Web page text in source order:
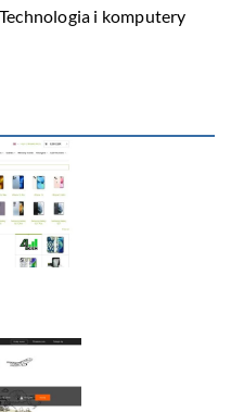
Technologia i komputery